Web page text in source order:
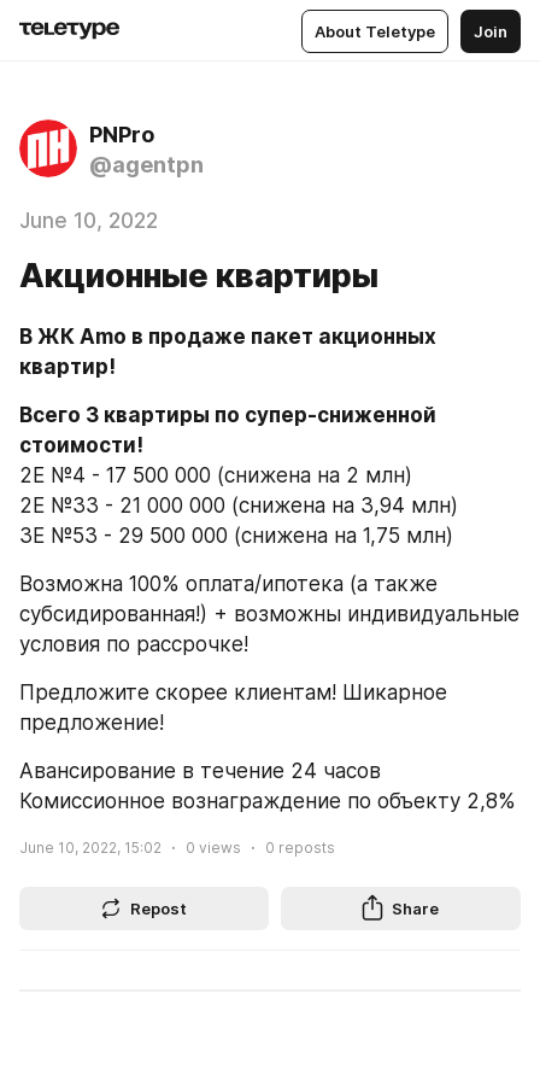
About Teletype Join
PNPro
@agentpn
June 10, 2022
Акционные квартиры
В ЖК Amo в продаже пакет акционных
квартир!
Всего 3 квартиры по супер-сниженной
стоимости!
2Е №4 - 17 500 000 (снижена на 2 млн)
2Е №33 - 21 000 000 (снижена на 3,94 млн)
3Е №53 - 29 500 000 (снижена на 1,75 млн)
Возможна 100% оплата/ипотека (а также
субсидированная!) + возможны индивидуальные
условия по рассрочке!
Предложите скорее клиентам! Шикарное
предложение!
Авансирование в течение 24 часов
Комиссионное вознаграждение по объекту 2,8%
June 10, 2022, 15:02 0 views 0 reposts
Repost Share